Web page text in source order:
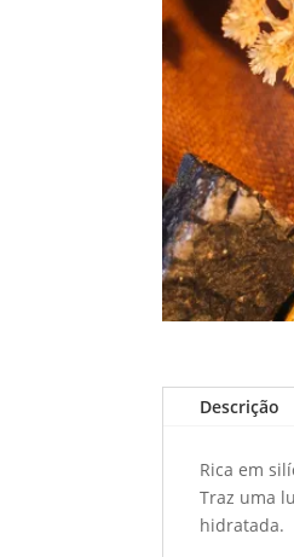
Descrição
Rica em
Traz uma
hidratada.